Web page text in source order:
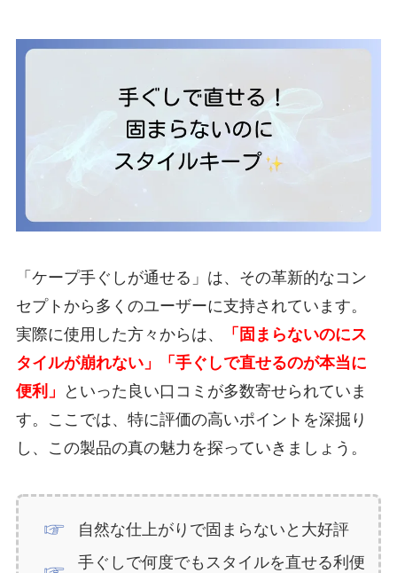
「ケープ手ぐしが通せる」は、その革新的なコン
セプトから多くのユーザーに支持されています。
実際に使用した方々からは、
「固まらないのにス
タイルが崩れない」「手ぐしで直せるのが本当に
便利」
といった良い口コミが多数寄せられていま
す。ここでは、特に評価の高いポイントを深掘り
し、この製品の真の魅力を探っていきましょう。
自然な仕上がりで固まらないと大好評
手ぐしで何度でもスタイルを直せる利便